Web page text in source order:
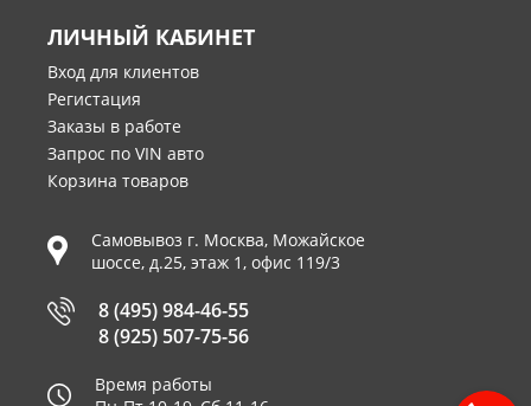
ЛИЧНЫЙ КАБИНЕТ
Вход для клиентов
Регистация
Заказы в работе
Запрос по VIN авто
Корзина товаров
Самовывоз г. Москва, Можайское
шоссе, д.25, этаж 1, офис 119/3
8 (495) 984-46-55
8 (925) 507-75-56
Время работы